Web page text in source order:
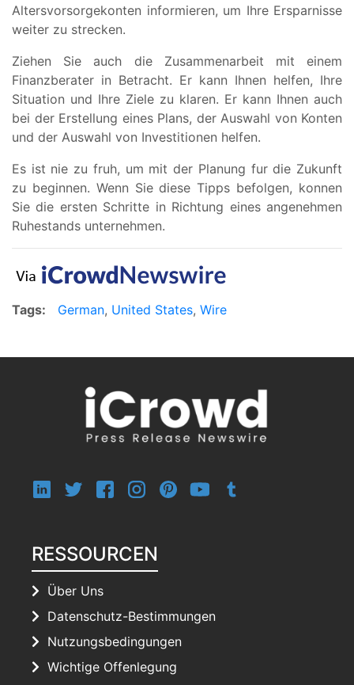
Altersvorsorgekonten informieren, um Ihre Ersparnisse
weiter zu strecken.
Ziehen Sie auch die Zusammenarbeit mit einem
Finanzberater in Betracht. Er kann Ihnen helfen, Ihre
Situation und Ihre Ziele zu klaren. Er kann Ihnen auch
bei der Erstellung eines Plans, der Auswahl von Konten
und der Auswahl von Investitionen helfen.
Es ist nie zu fruh, um mit der Planung fur die Zukunft
zu beginnen. Wenn Sie diese Tipps befolgen, konnen
Sie die ersten Schritte in Richtung eines angenehmen
Ruhestands unternehmen.
Tags: German, United States, Wire
RESSOURCEN
Über Uns
Datenschutz-Bestimmungen
Nutzungsbedingungen
Wichtige Offenlegung